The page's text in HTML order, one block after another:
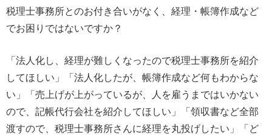
税理士事務所とのお付き合いがなく、経理・帳簿作成など
でお困りではないですか？
「法人化し、経理が難しくなったので税理士事務所を紹介
してほしい」「法人化したが、帳簿作成など何もわからな
い」「売上げが上がっているが、人を雇うまではいかない
ので、記帳代行会社を紹介してほしい」「領収書など全部
渡すので、税理士事務所さんに経理を丸投げしたい」「ど